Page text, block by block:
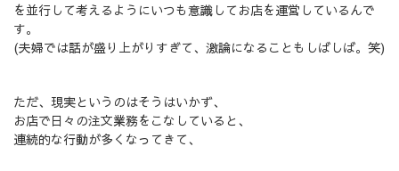
を並行して考えるようにいつも意識してお店を運営しているんで
す。
(夫婦では話が盛り上がりすぎて、激論になることもしばしば。笑)
ただ、現実というのはそうはいかず、
お店で日々の注文業務をこなしていると、
連続的な行動が多くなってきて、